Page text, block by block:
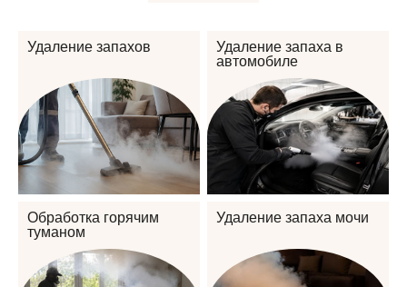
Удаление запахов
Удаление запаха в
автомобиле
Обработка горячим
туманом
Удаление запаха мочи